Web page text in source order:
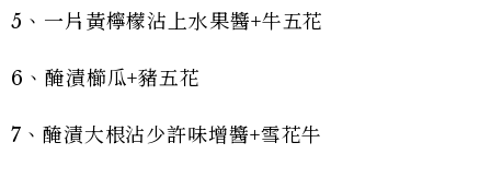
5、一片黃檸檬沾上水果醬+牛五花
6、醃漬櫛瓜+豬五花
7、醃漬大根沾少許味增醬+雪花牛